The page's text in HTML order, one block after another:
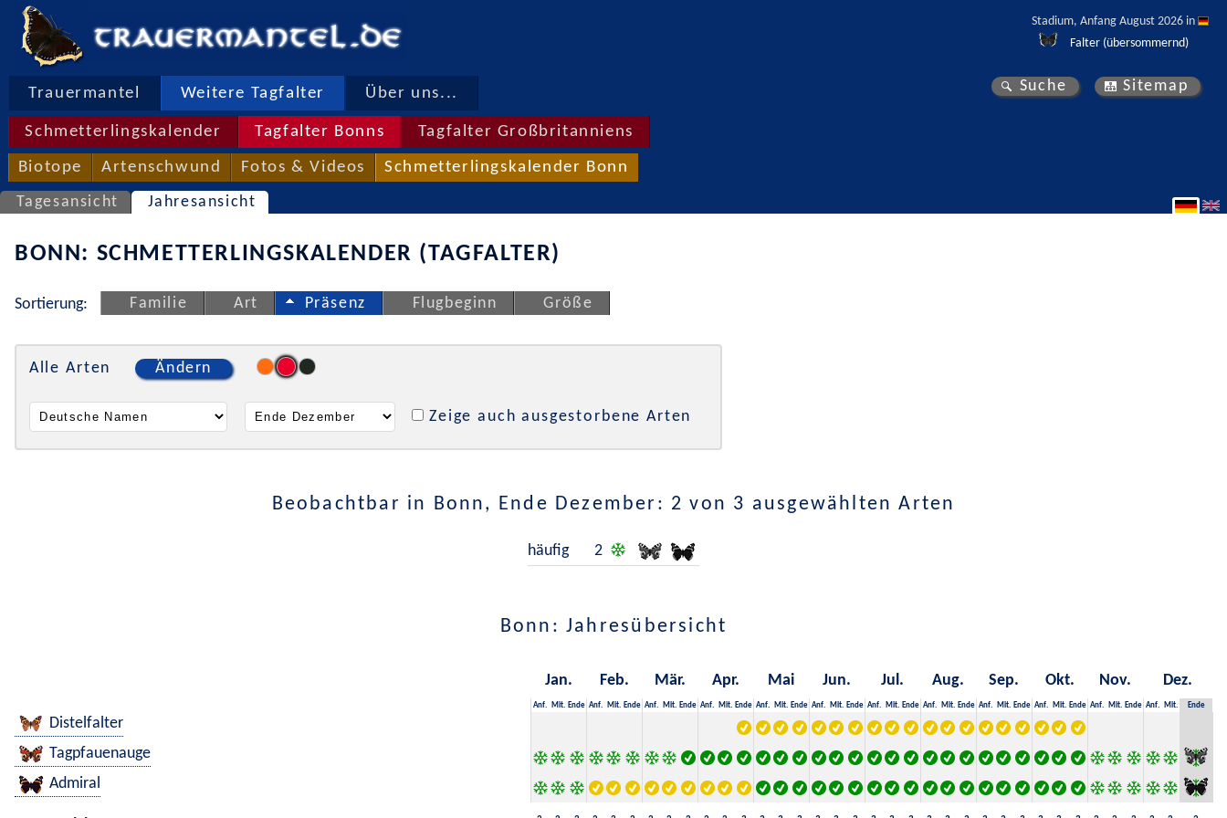
Stadium, Anfang August 2026 in
Falter (übersommernd)
Trauermantel Weitere Tagfalter Über uns...
Schmetterlingskalender Tagfalter Bonns Tagfalter Großbritanniens
Biotope Artenschwund Fotos & Videos Schmetterlingskalender Bonn
Suche Sitemap
Tagesansicht Jahresansicht
BONN: SCHMETTERLINGSKALENDER (TAGFALTER)
Sortierung: Familie Art Präsenz Flugbeginn Größe
Alle Arten Ändern
Zeige auch ausgestorbene Arten
Beobachtbar in Bonn, Ende Dezember: 2 von 3 ausgewählten Arten
häufig 2
Bonn: Jahresübersicht
Jan. Feb. Mär. Apr. Mai Jun. Jul. Aug. Sep. Okt. Nov. Dez.
Anf. Mit. Ende Anf. Mit. Ende Anf. Mit. Ende Anf. Mit. Ende Anf. Mit. Ende Anf. Mit. Ende Anf. Mit. Ende Anf. Mit. Ende Anf. Mit. Ende Anf. Mit. Ende Anf. Mit. Ende Anf. Mit. Ende
Distelfalter
Tagpfauenauge
Admiral